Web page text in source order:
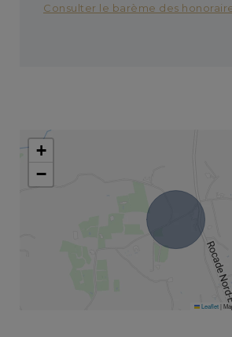
Consulter le barème des
+
−
Leaflet|